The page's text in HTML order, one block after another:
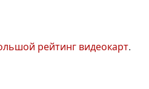
рейтинг видеокарт.